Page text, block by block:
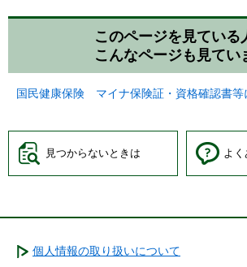
このページを見ている
こんなページも見てい
国民健康保険 マイナ保険証・資格確認書等
見つからないときは よ
個人情報の取り扱いについて